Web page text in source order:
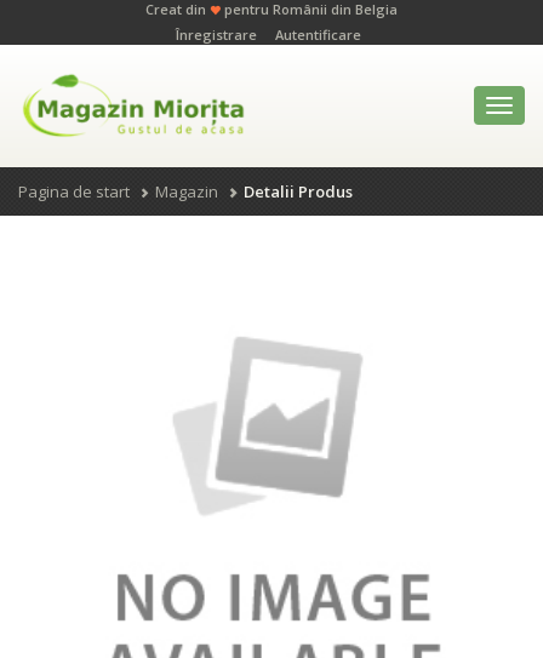
Creat din
pentru Românii din Belgia
Înregistrare
Autentificare
Pagina de start Magazin Detalii Produs